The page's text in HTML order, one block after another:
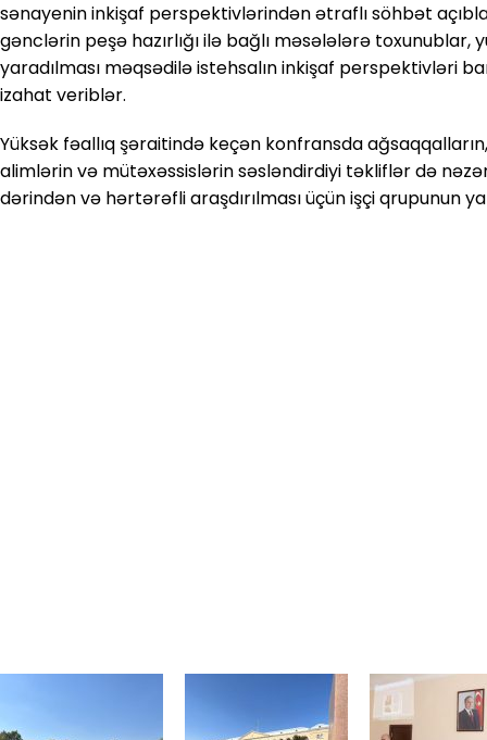
sənayenin inkişaf perspektivlərindən ətraflı söhbət
gənclərin peşə hazırlığı ilə bağlı məsələlərə toxunublar,
yaradılması məqsədilə istehsalın inkişaf perspektivləri
izahat veriblər.
Yüksək fəallıq şəraitində keçən konfransda
alimlərin və mütəxəssislərin səsləndirdiyi təkliflər də
dərindən və hərtərəfli araşdırılması üçün işçi qrupunun